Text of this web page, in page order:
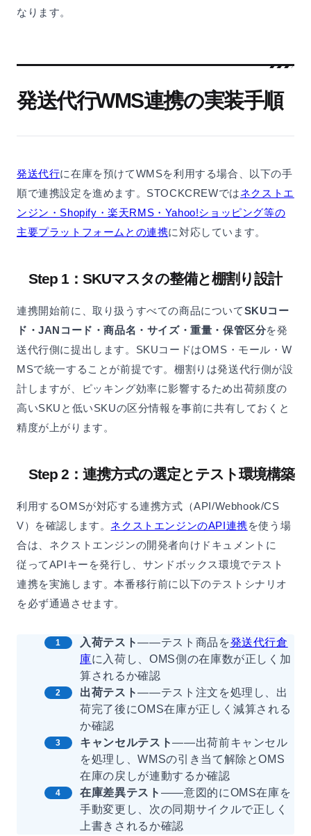
なります。
発送代行WMS連携の実装手順
発送代行に在庫を預けてWMSを利用する場合、以下の手
順で連携設定を進めます。STOCKCREWではネクストエ
ンジン・Shopify・楽天RMS・Yahoo!ショッピング等の
主要プラットフォームとの連携に対応しています。
Step 1：SKUマスタの整備と棚割り設計
連携開始前に、取り扱うすべての商品についてSKUコー
ド・JANコード・商品名・サイズ・重量・保管区分を発
送代行側に提出します。SKUコードはOMS・モール・W
MSで統一することが前提です。棚割りは発送代行側が設
計しますが、ピッキング効率に影響するため出荷頻度の
高いSKUと低いSKUの区分情報を事前に共有しておくと
精度が上がります。
Step 2：連携方式の選定とテスト環境構築
利用するOMSが対応する連携方式（API/Webhook/CS
V）を確認します。 ネクストエンジンのAPI連携を使う場
合は、ネクストエンジンの開発者向けドキュメントに
従ってAPIキーを発行し、サンドボックス環境でテスト
連携を実施します。本番移行前に以下のテストシナリオ
を必ず通過させます。
入荷テスト——テスト商品を発送代行倉
庫に入荷し、OMS側の在庫数が正しく加
算されるか確認
出荷テスト——テスト注文を処理し、出
荷完了後にOMS在庫が正しく減算される
か確認
キャンセルテスト——出荷前キャンセル
を処理し、WMSの引き当て解除とOMS
在庫の戻しが連動するか確認
在庫差異テスト ——意図的にOMS在庫を
手動変更し、次の同期サイクルで正しく
上書きされるか確認